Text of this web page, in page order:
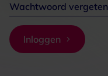
Wachtwoord vergeten
Inloggen